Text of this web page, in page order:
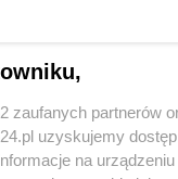
zaufanych partnerów
uzyskujemy
na urządzeniu